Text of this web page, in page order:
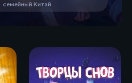
семейный Китай